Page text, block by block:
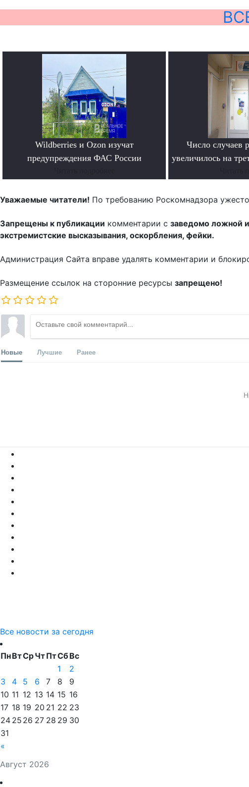
Wildberries и Ozon изучат
предупреждения ФАС России
Число случаев
увеличилось на
Уважаемые читатели! По требованию Роскомнадзора
Запрещены к публикации комментарии с заведомо ложной
экстремистские высказывания, оскорбления, фейки.
Администрация Сайта вправе удалять комментарии и
Размещение ссылок на сторонние ресурсы запрещено!
Новые Лучшие Ранее
Все новости за сегодня
Август 2026
ПнВтСрЧтПтСбВс
«
1
2
3
4 5 6 7 8
9
10 11 12 13 14 15 16
17 18 19 20 21 22 23
24 25 26 27 28 29 30
31